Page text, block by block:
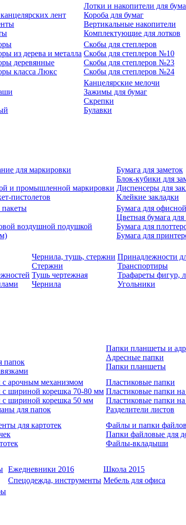
лент
Лотки и накопители для
Короба для бумаг
Вертикальные накопители
Комплектующие для лотков
из дерева и металла
деревянные
класса Люкс
Скобы для степлеров
Скобы для степлеров №10
Скобы для степлеров №23
Скобы для степлеров №24
Канцелярские мелочи
Зажимы для бумаг
Скрепки
Булавки
для маркировки
и промышленной маркировки
пистолетов
Бумага для заметок
Блок-кубики для
Диспенсеры для
Клейкие закладки
воздушной подушкой
Бумага для
Цветная бумага
Бумага для
Бумага для
Чернила, тушь, стержни
Стержни
Тушь чертежная
Чернила
Принадлежности
Транспортиры
Трафареты фигур,
Угольники
папок
Папки планшеты и
Адресные папки
Папки планшеты
с арочным механизмом
с шириной корешка 70-80 мм
с шириной корешка 50 мм
для папок
Пластиковые папки
Пластиковые папки на
Пластиковые папки на
Разделители листов
для картотек
Файлы и папки
Папки файловые для
Файлы-вкладыши
Ежедневники 2016
Школа 2015
Спецодежда, инструменты Мебель для офиса